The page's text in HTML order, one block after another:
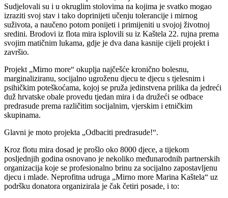
Sudjelovali su i u okruglim stolovima na kojima je svatko mogao
izraziti svoj stav i tako doprinijeti učenju tolerancije i mirnog
suživota, a naučeno potom ponijeti i primijeniti u svojoj životnoj
sredini. Brodovi iz flota mira isplovili su iz Kaštela 22. rujna prema
svojim matičnim lukama, gdje je dva dana kasnije cijeli projekt i
završio.
Projekt „Mirno more“ okuplja najčešće kronično bolesnu,
marginaliziranu, socijalno ugroženu djecu te djecu s tjelesnim i
psihičkim poteškoćama, kojoj se pruža jedinstvena prilika da jedreći
duž hrvatske obale provedu tjedan mira i da družeći se odbace
predrasude prema različitim socijalnim, vjerskim i etničkim
skupinama.
Glavni je moto projekta „Odbaciti predrasude!“.
Kroz flotu mira dosad je prošlo oko 8000 djece, a tijekom
posljednjih godina osnovano je nekoliko međunarodnih partnerskih
organizacija koje se profesionalno brinu za socijalno zapostavljenu
djecu i mlade. Neprofitna udruga „Mirno more Marina Kaštela“ uz
podršku donatora organizirala je čak četiri posade, i to: